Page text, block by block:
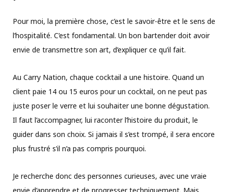
Pour moi, la première chose, c’est le savoir-être et le sens de
l’hospitalité. C’est fondamental. Un bon bartender doit avoir
envie de transmettre son art, d’expliquer ce qu’il fait.
Au Carry Nation, chaque cocktail a une histoire. Quand un
client paie 14 ou 15 euros pour un cocktail, on ne peut pas
juste poser le verre et lui souhaiter une bonne dégustation.
Il faut l’accompagner, lui raconter l’histoire du produit, le
guider dans son choix. Si jamais il s’est trompé, il sera encore
plus frustré s’il n’a pas compris pourquoi.
Je recherche donc des personnes curieuses, avec une vraie